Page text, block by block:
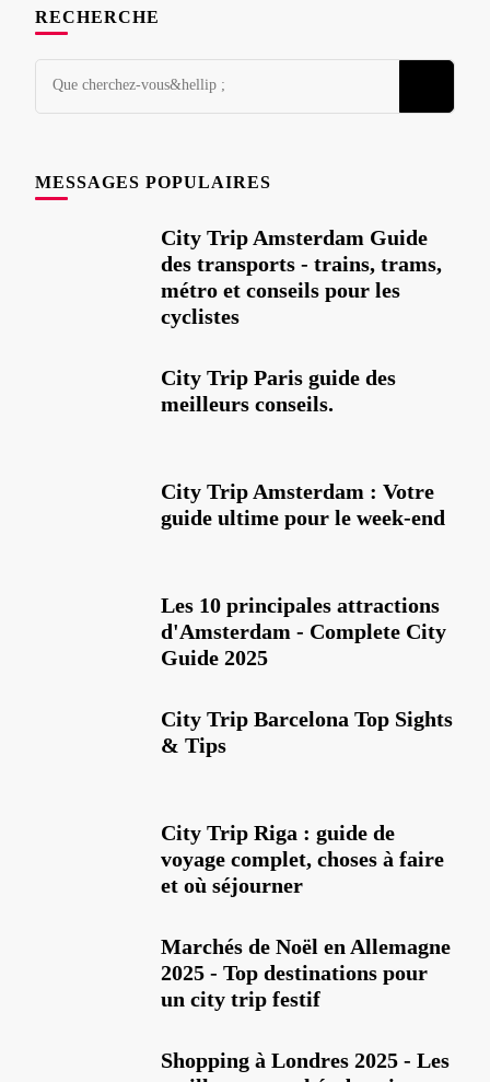
RECHERCHE
Vous
?
MESSAGES POPULAIRES
City Trip Amsterdam Guide
des transports - trains, trams,
métro et conseils pour les
cyclistes
City Trip Paris guide des
meilleurs conseils.
City Trip Amsterdam : Votre
guide ultime pour le week-end
Les 10 principales attractions
d'Amsterdam - Complete City
Guide 2025
City Trip Barcelona Top Sights
& Tips
City Trip Riga : guide de
voyage complet, choses à faire
et où séjourner
Marchés de Noël en Allemagne
2025 - Top destinations pour
un city trip festif
Shopping à Londres 2025 - Les